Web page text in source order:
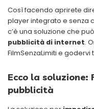
Così facendo aprirete
player integrato e senza
c’è una soluzione che
pubblicità di internet.
FilmSenzaLimiti e
Ecco la soluzione:
pubblicità